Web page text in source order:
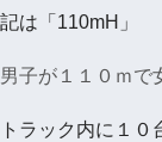
記は「110mH」
男子が１１０ｍで
トラック内に１